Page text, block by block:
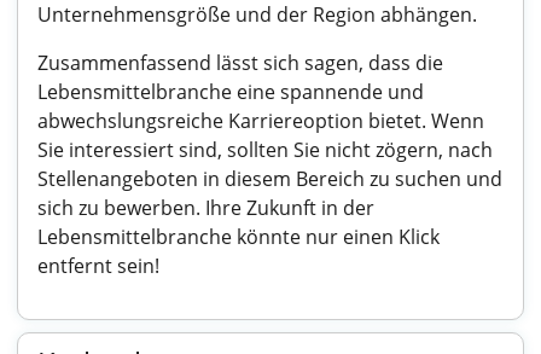
Unternehmensgröße und der Region abhängen.
Zusammenfassend lässt sich sagen, dass die
Lebensmittelbranche eine spannende und
abwechslungsreiche Karriereoption bietet. Wenn
Sie interessiert sind, sollten Sie nicht zögern, nach
Stellenangeboten in diesem Bereich zu suchen und
sich zu bewerben. Ihre Zukunft in der
Lebensmittelbranche könnte nur einen Klick
entfernt sein!